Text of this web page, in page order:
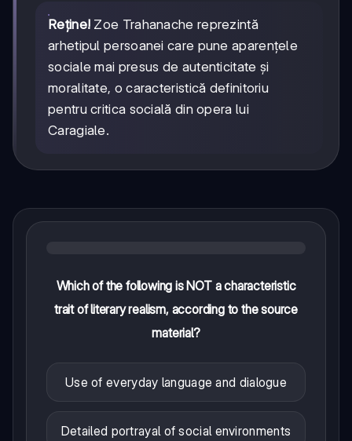
Reține! Zoe Trahanache reprezintă
arhetipul persoanei care pune aparențele
sociale mai presus de autenticitate și
moralitate, o caracteristică definitoriu
pentru critica socială din opera lui
Caragiale.
Which of the following is NOT a characteristic
trait of literary realism, according to the source
material?
Use of everyday language and dialogue
Detailed portrayal of social environments